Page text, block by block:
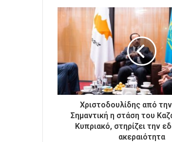
κ
τ
ρ
ο
Χριστοδουλίδης από
Σημαντική η στάση του
Κυπριακό, στηρίζει την
ακεραιότητα